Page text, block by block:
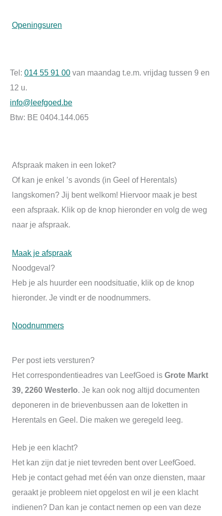
Openingsuren
Tel: 014 55 91 00 van maandag t.e.m. vrijdag tussen 9 en
12 u.
info@leefgoed.be
Btw: BE 0404.144.065
Afspraak maken in een loket?
Of kan je enkel ’s avonds (in Geel of Herentals)
langskomen? Jij bent welkom! Hiervoor maak je best
een afspraak. Klik op de knop hieronder en volg de weg
naar je afspraak.
Maak je afspraak
Noodgeval?
Heb je als huurder een noodsituatie, klik op de knop
hieronder. Je vindt er de noodnummers.
Noodnummers
Per post iets versturen?
Het correspondentieadres van LeefGoed is Grote Markt
39, 2260 Westerlo. Je kan ook nog altijd documenten
deponeren in de brievenbussen aan de loketten in
Herentals en Geel. Die maken we geregeld leeg.
Heb je een klacht?
Het kan zijn dat je niet tevreden bent over LeefGoed.
Heb je contact gehad met één van onze diensten, maar
geraakt je probleem niet opgelost en wil je een klacht
indienen? Dan kan je contact nemen op een van deze